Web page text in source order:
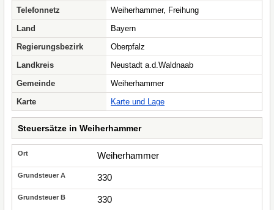
Telefonnetz
Weiherhammer, Freihung
Land
Bayern
Regierungsbezirk
Oberpfalz
Landkreis
Neustadt a.d.Waldnaab
Gemeinde
Weiherhammer
Karte
Karte und Lage
Steuersätze in Weiherhammer
Weiherhammer
330
330